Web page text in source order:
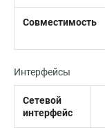
Совместимость
Интерфейсы
Сетевой
интерфейс